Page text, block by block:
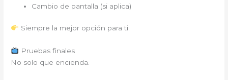
Cambio de pantalla (si aplica)
Siempre la mejor opción para ti.
Pruebas finales
No solo que encienda.